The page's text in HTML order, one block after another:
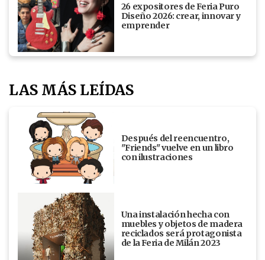
26 expositores de Feria Puro
Diseño 2026: crear, innovar y
emprender
LAS MÁS LEÍDAS
Después del reencuentro,
"Friends" vuelve en un libro
con ilustraciones
Una instalación hecha con
muebles y objetos de madera
reciclados será protagonista
de la Feria de Milán 2023